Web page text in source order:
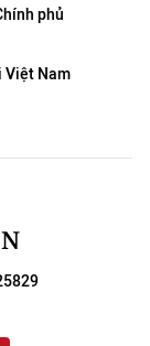
phủ
Việt Nam